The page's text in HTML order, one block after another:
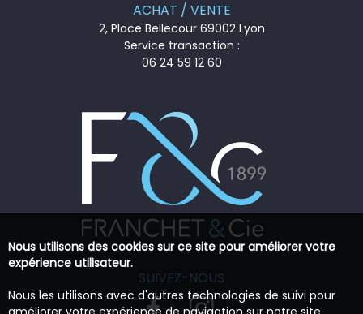
ACHAT / VENTE
2, Place Bellecour 69002 Lyon
Service transaction :
06 24 59 12 60
SUIVEZ-NOUS
Nous utilisons des cookies sur ce site pour améliorer votre
expérience utilisateur.
Nous les utilisons avec d'autres technologies de suivi pour